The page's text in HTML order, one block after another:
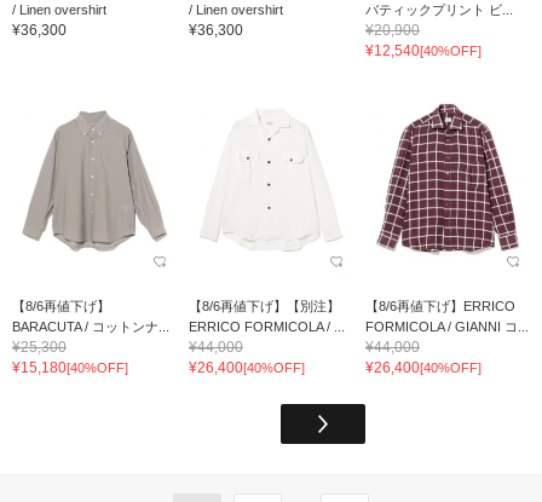
/ Linen overshirt
¥36,300
/ Linen overshirt
¥36,300
バティックプリント ビ...
¥20,900
¥12,540[40%OFF]
【8/6再値下げ】
BARACUTA / コットンナ...
¥25,300
¥15,180[40%OFF]
【8/6再値下げ】【別注】
ERRICO FORMICOLA / ...
¥44,000
¥26,400[40%OFF]
【8/6再値下げ】ERRICO
FORMICOLA / GIANNI コ...
¥44,000
¥26,400[40%OFF]